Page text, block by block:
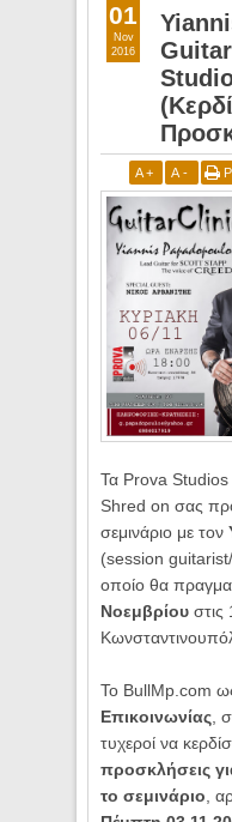
A + A -
Τα Prova Studios
Shred on σας
σεμινάριο με τον
(session guitarist
οποίο θα
Νοεμβρίου
To ΒullMp.com
Επικοινωνίας,
τυχεροί να
προσκλήσεις
το σεμινάριο,
01
Nov
2016